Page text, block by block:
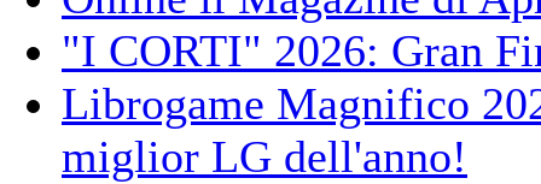
"I CORTI" 2026: Gran
Librogame Magnifico
miglior LG dell'anno!